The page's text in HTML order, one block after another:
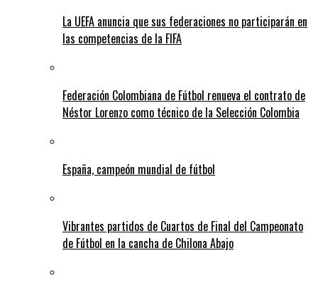
La UEFA anuncia que sus federaciones no participarán en
las competencias de la FIFA
Federación Colombiana de Fútbol renueva el contrato de
Néstor Lorenzo como técnico de la Selección Colombia
España, campeón mundial de fútbol
Vibrantes partidos de Cuartos de Final del Campeonato
de Fútbol en la cancha de Chilona Abajo